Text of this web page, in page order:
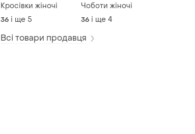
Кросівки жіночі
36 і ще 5
Чоботи жіночі
36 і ще 4
Всі товари продавця